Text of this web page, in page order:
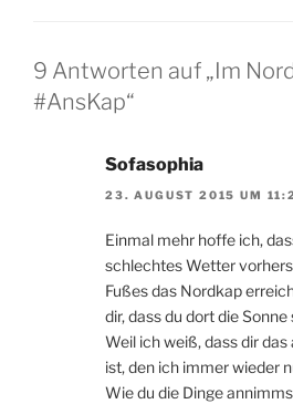
9 Antworten auf „Im
#AnsKap“
Sofasophia
23. AUGUST 2015 UM
Einmal mehr hoffe ich,
schlechtes Wetter
Fußes das Nordkap
dir, dass du dort die Sonne
Weil ich weiß, dass dir
ist, den ich immer wieder
Wie du die Dinge